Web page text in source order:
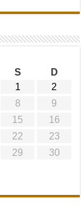
S
D
1
2
8
9
15
16
22
23
29
30